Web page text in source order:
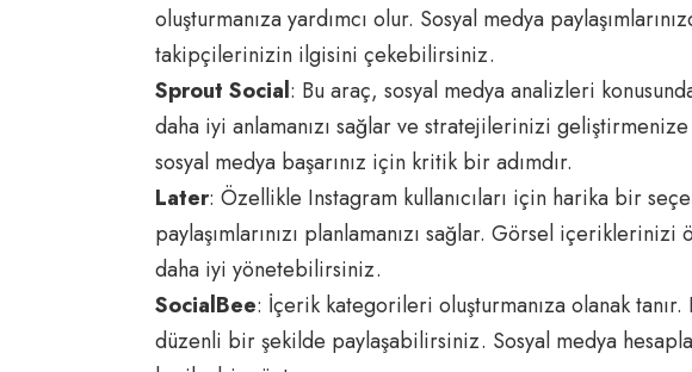
oluşturmanıza yardımcı olur. Sosyal medya
takipçilerinizin ilgisini çekebilirsiniz.
Sprout Social: Bu araç, sosyal medya analizleri
daha iyi anlamanızı sağlar ve stratejilerinizi
sosyal medya başarınız için kritik bir adımdır.
Later: Özellikle Instagram kullanıcıları için harika bir
paylaşımlarınızı planlamanızı sağlar. Görsel içeriklerinizi
daha iyi yönetebilirsiniz.
SocialBee: İçerik kategorileri oluşturmanıza olanak
düzenli bir şekilde paylaşabilirsiniz. Sosyal medya